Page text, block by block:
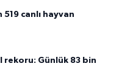
canlı hayvan
Günlük 83 bin